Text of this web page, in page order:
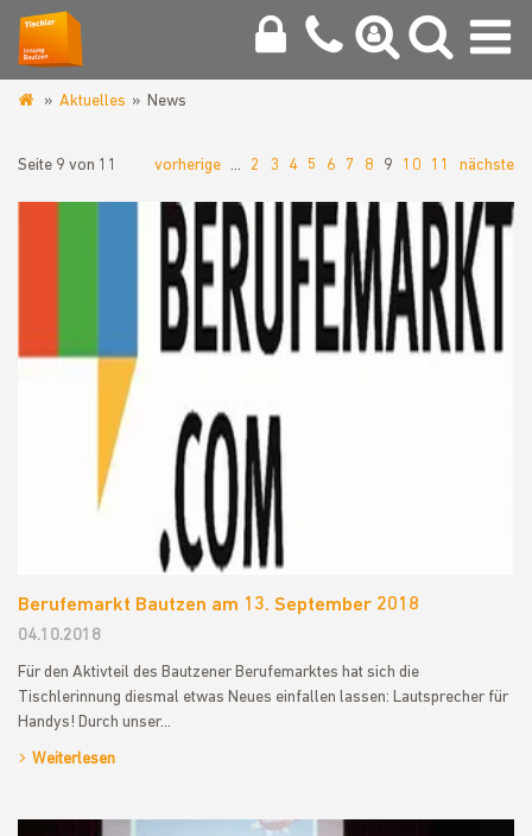
Aktuelles News
Seite 9 von 11 vorherige … 2 3 4 5 6 7 8 9 10 11 nächste
Berufemarkt Bautzen am 13. September 2018
04.10.2018
Für den Aktivteil des Bautzener Berufemarktes hat sich die
Tischlerinnung diesmal etwas Neues einfallen lassen: Lautsprecher für
Handys! Durch unser…
Weiterlesen